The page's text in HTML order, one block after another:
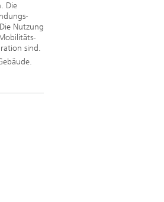
Die
Nutzung
sind.